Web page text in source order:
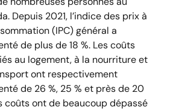
Depuis 2021, l’indice des prix à
(IPC) général a
de plus de 18 %. Les coûts
au logement, à la nourriture et
ont respectivement
de 26 %, 25 % et près de 20
coûts ont de beaucoup dépassé